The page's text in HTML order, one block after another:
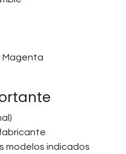
Magenta
modelos indicados